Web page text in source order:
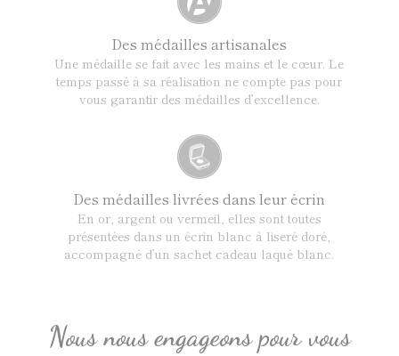
Des médailles artisanales
Une médaille se fait avec les mains et le cœur. Le
temps passé à sa réalisation ne compte pas pour
vous garantir des médailles d’excellence.
Des médailles livrées dans leur écrin
En or, argent ou vermeil, elles sont toutes
présentées dans un écrin blanc à liseré doré,
accompagné d’un sachet cadeau laqué blanc.
Nous nous engageons pour vous